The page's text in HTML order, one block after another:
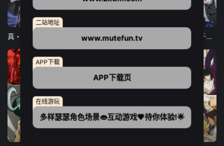
12集全
东京猫猫 NEW～♡ 弹珠汽水瓶里的千岁同学
二站地址
www.mutefun.tv
APP下载
APP下载页
在线游玩
多样瑟瑟角色场景👄互动游戏💗待你体验!🌟